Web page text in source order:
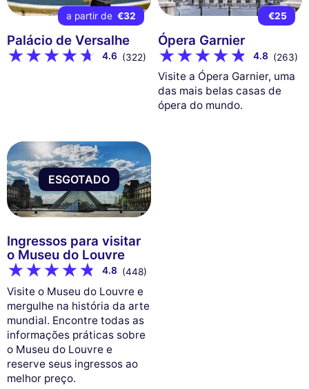
a partir de €32
Palácio de Versalhe
4.6 (322)
€25
Ópera Garnier
4.8 (263)
Visite a Ópera Garnier, uma
das mais belas casas de
ópera do mundo.
ESGOTADO
Ingressos para visitar
o Museu do Louvre
4.8 (448)
Visite o Museu do Louvre e
mergulhe na história da arte
mundial. Encontre todas as
informações práticas sobre
o Museu do Louvre e
reserve seus ingressos ao
melhor preço.